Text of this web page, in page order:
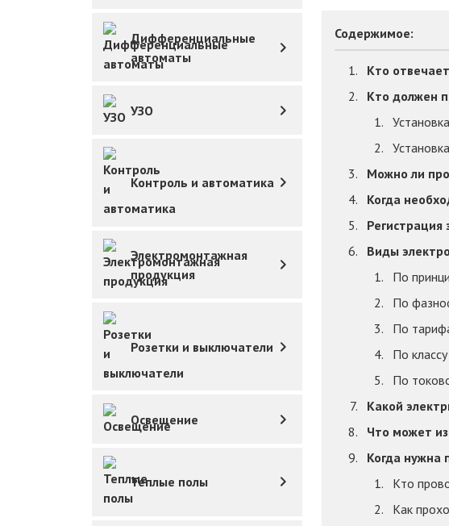
Дифференциальные
автоматы
УЗО
Контроль и автоматика
Электромонтажная
продукция
Розетки и выключатели
Освещение
Теплые полы
Содержимое:
Кто
Кто должен
Можно ли
Когда
Регистрация
Виды
По
По
По
По
По
Какой
Что может
Когда нужна
Кто
Как